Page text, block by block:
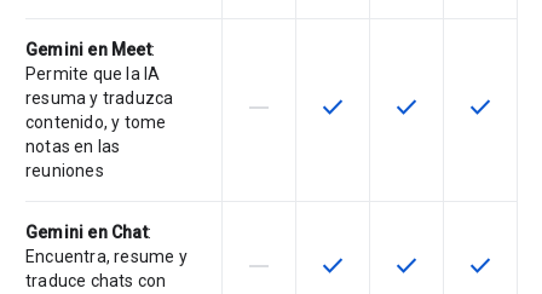
Gemini en Meet:
Permite que la IA
resuma y traduzca
contenido, y tome
notas en las
reuniones
Esta función no está disponible en
horizontal_rule Esta función está
check Esta función
check Esta
check
Gemini en Chat:
Encuentra, resume y
traduce chats con
Esta función no está disponible en
horizontal_rule Esta función está
check Esta función
check Esta
check